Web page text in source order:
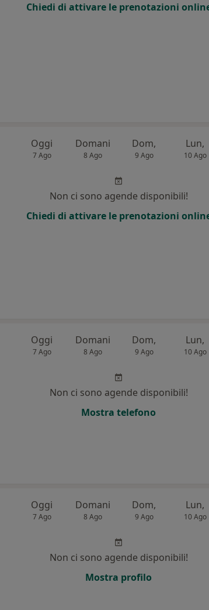
Chiedi di attivare le prenotazioni
Oggi
7 Ago
Domani
8 Ago
Dom,
9 Ago
Lun,
10 Ago
Non ci sono agende disponibili!
Chiedi di attivare le prenotazioni
Oggi
7 Ago
Domani
8 Ago
Dom,
9 Ago
Lun,
10 Ago
Non ci sono agende disponibili!
Mostra telefono
Oggi
7 Ago
Domani
8 Ago
Dom,
9 Ago
Lun,
10 Ago
Non ci sono agende disponibili!
Mostra profilo